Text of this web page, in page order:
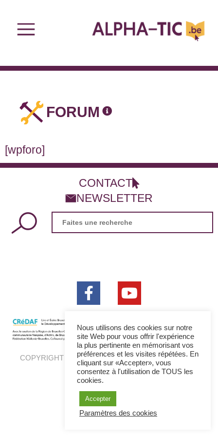
FORUM
[wpforo]
CONTACT
NEWSLETTER
Search
for:
COPYRIGHT 2026 © LIRE ET ECRIRE - WEBDESIGN
BANLIEUES ASBL
Nous utilisons des cookies sur notre
site Web pour vous offrir l'expérience
la plus pertinente en mémorisant vos
préférences et les visites répétées. En
cliquant sur «Accepter», vous
consentez à l'utilisation de TOUS les
cookies.
Accepter
Paramètres des cookies